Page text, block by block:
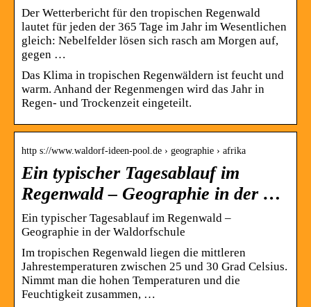
Der Wetterbericht für den tropischen Regenwald
lautet für jeden der 365 Tage im Jahr im Wesentlichen
gleich: Nebelfelder lösen sich rasch am Morgen auf,
gegen …
Das Klima in tropischen Regenwäldern ist feucht und
warm. Anhand der Regenmengen wird das Jahr in
Regen- und Trockenzeit eingeteilt.
http s://www.waldorf-ideen-pool.de › geographie › afrika
Ein typischer Tagesablauf im
Regenwald – Geographie in der …
Ein typischer Tagesablauf im Regenwald –
Geographie in der Waldorfschule
Im tropischen Regenwald liegen die mittleren
Jahrestemperaturen zwischen 25 und 30 Grad Celsius.
Nimmt man die hohen Temperaturen und die
Feuchtigkeit zusammen, …